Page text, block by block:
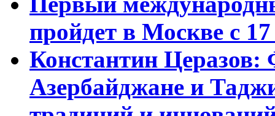
пройдет в Москве с
Константин Церазов:
Азербайджане и